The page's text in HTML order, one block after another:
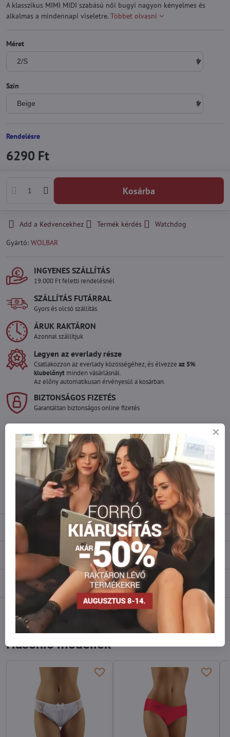
A klasszikus MIMI MIDI szabású női bugyi nagyon kényelmes és
alkalmas a mindennapi viseletre. Többet olvasni
Méret
Szín
Rendelésre
6290 Ft
Kosárba
Add a Kedvencekhez Termék kérdés
Watchdog
Gyártó: WOLBAR
INGYENES SZÁLLÍTÁS
19.000 Ft feletti rendelésnél
SZÁLLÍTÁS FUTÁRRAL
Gyors és olcsó szállítás
ÁRUK RAKTÁRON
Azonnal szállítjuk
Legyen az everlady része
Csatlakozzon az everlady közösségéhez, és élvezze az 5%
klubelőnyt minden vásárlásnál.
Az előny automatikusan érvényesül a kosárban.
BIZTONSÁGOS FIZETÉS
Garantáltan biztonságos online fizetés
Szeretne több terméket rendelni mint
amennyi raktáron van?
Ne habozzon kapcsolatba lépni velünk, raktárra szállítjuk az árut!
info​@everlady​.eu
Leírás
Vélemények 0
Fórum 0
Facebook Reddit WhatsApp
Hasonló modellek